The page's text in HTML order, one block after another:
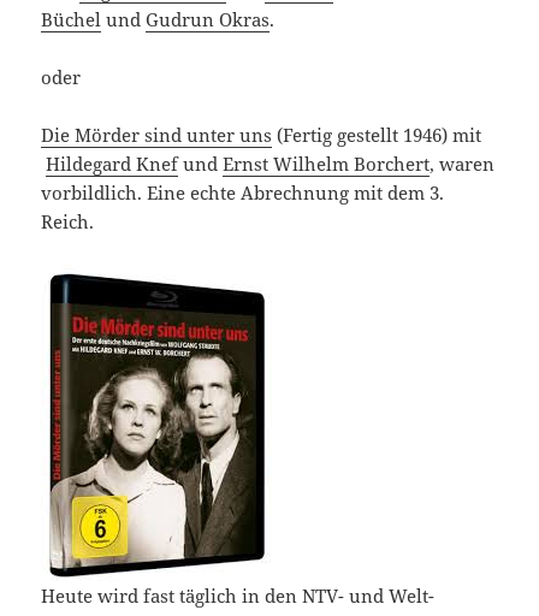
Büchel undGudrun Okras.
oder
Die Mörder sind unter uns (Fertig gestellt 1946) mit
Hildegard KnefundErnst Wilhelm Borchert, waren
vorbildlich. Eine echte Abrechnung mit dem 3.
Reich.
Heute wird fast täglich in den NTV- und Welt-